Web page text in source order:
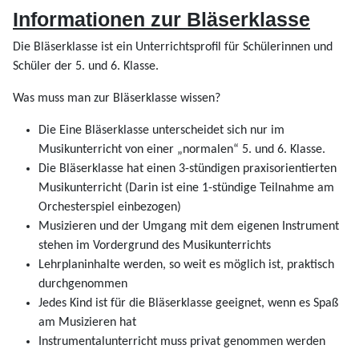
Informationen zur Bläserklasse
Die Bläserklasse ist ein Unterrichtsprofil für Schülerinnen und
Schüler der 5. und 6. Klasse.
Was muss man zur Bläserklasse wissen?
Die Eine Bläserklasse unterscheidet sich nur im
Musikunterricht von einer „normalen“ 5. und 6. Klasse.
Die Bläserklasse hat einen 3-stündigen praxisorientierten
Musikunterricht (Darin ist eine 1-stündige Teilnahme am
Orchesterspiel einbezogen)
Musizieren und der Umgang mit dem eigenen Instrument
stehen im Vordergrund des Musikunterrichts
Lehrplaninhalte werden, so weit es möglich ist, praktisch
durchgenommen
Jedes Kind ist für die Bläserklasse geeignet, wenn es Spaß
am Musizieren hat
Instrumentalunterricht muss privat genommen werden